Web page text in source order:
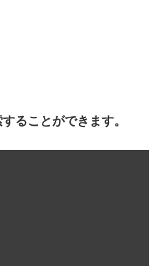
ることができます。